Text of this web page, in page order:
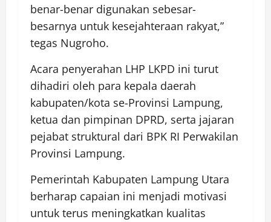
benar-benar digunakan sebesar-
besarnya untuk kesejahteraan rakyat,”
tegas Nugroho.
Acara penyerahan LHP LKPD ini turut
dihadiri oleh para kepala daerah
kabupaten/kota se-Provinsi Lampung,
ketua dan pimpinan DPRD, serta jajaran
pejabat struktural dari BPK RI Perwakilan
Provinsi Lampung.
Pemerintah Kabupaten Lampung Utara
berharap capaian ini menjadi motivasi
untuk terus meningkatkan kualitas